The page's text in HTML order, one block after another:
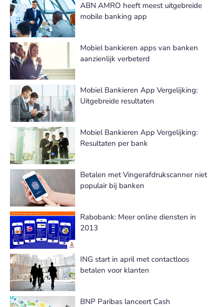
ABN AMRO heeft meest uitgebreide
mobile banking app
Mobiel bankieren apps van banken
aanzienlijk verbeterd
Mobiel Bankieren App Vergelijking:
Uitgebreide resultaten
Mobiel Bankieren App Vergelijking:
Resultaten per bank
Betalen met Vingerafdrukscanner niet
populair bij banken
Rabobank: Meer online diensten in
2013
ING start in april met contactloos
betalen voor klanten
BNP Paribas lanceert Cash